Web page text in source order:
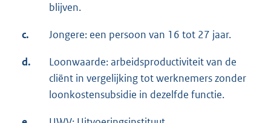
blijven.
c. Jongere: een persoon van 16 tot 27 jaar.
d.
Loonwaarde: arbeidsproductiviteit van de
cliënt in vergelijking tot werknemers zonder
loonkostensubsidie in dezelfde functie.